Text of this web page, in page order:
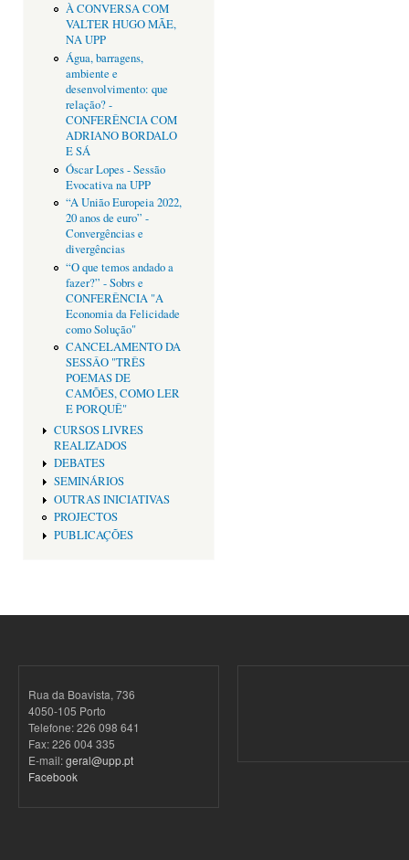
À CONVERSA COM
VALTER HUGO MÃE,
NA UPP
Água, barragens,
ambiente e
desenvolvimento: que
relação? -
CONFERÊNCIA COM
ADRIANO BORDALO
E SÁ
Óscar Lopes - Sessão
Evocativa na UPP
“A União Europeia 2022,
20 anos de euro” -
Convergências e
divergências
“O que temos andado a
fazer?” - Sobrs e
CONFERÊNCIA "A
Economia da Felicidade
como Solução"
CANCELAMENTO DA
SESSÂO "TRÊS
POEMAS DE
CAMÕES, COMO LER
E PORQUÊ"
CURSOS LIVRES
REALIZADOS
DEBATES
SEMINÁRIOS
OUTRAS INICIATIVAS
PROJECTOS
PUBLICAÇÕES
Rua da Boavista, 736
4050-105 Porto
Telefone: 226 098 641
Fax: 226 004 335
E-mail:geral@upp.pt
Facebook